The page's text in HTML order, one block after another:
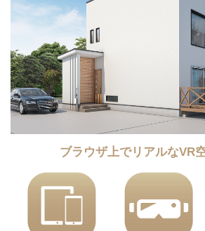
ブラウザ上でリアルなVR